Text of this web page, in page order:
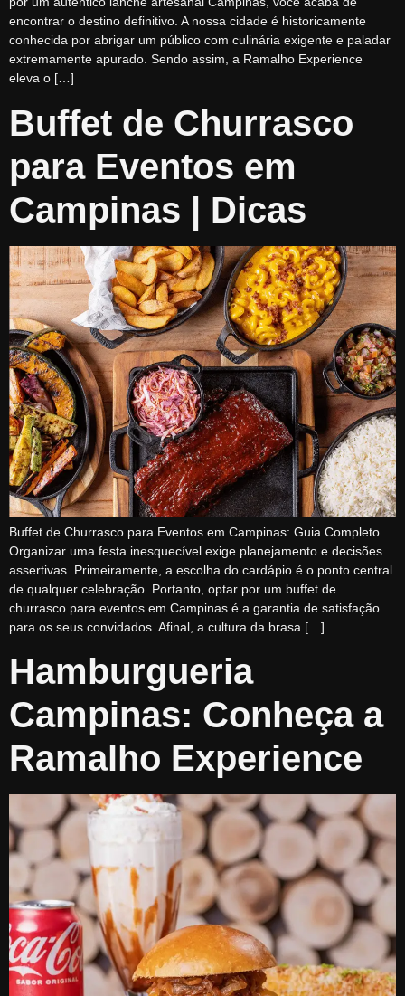
encontrar o destino definitivo. A nossa cidade é historicamente
conhecida por abrigar um público com culinária exigente e paladar
extremamente apurado. Sendo assim, a Ramalho Experience
eleva o […]
Buffet de Churrasco
para Eventos em
Campinas | Dicas
Buffet de Churrasco para Eventos em Campinas: Guia Completo
Organizar uma festa inesquecível exige planejamento e decisões
assertivas. Primeiramente, a escolha do cardápio é o ponto central
de qualquer celebração. Portanto, optar por um buffet de
churrasco para eventos em Campinas é a garantia de satisfação
para os seus convidados. Afinal, a cultura da brasa […]
Hamburgueria
Campinas: Conheça a
Ramalho Experience